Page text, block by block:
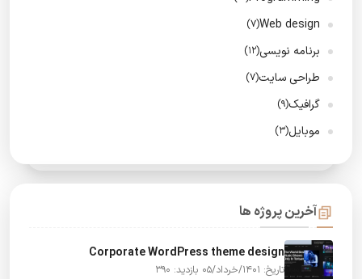
Web design
(7)
برنامه نویسی(12)
طراحی سایت(7)
گرافیک(9)
موبایل(3)
آخرین پروژه ها
Corporate WordPress theme design
تاریخ: 1401/خرداد/05 بازدید: 390